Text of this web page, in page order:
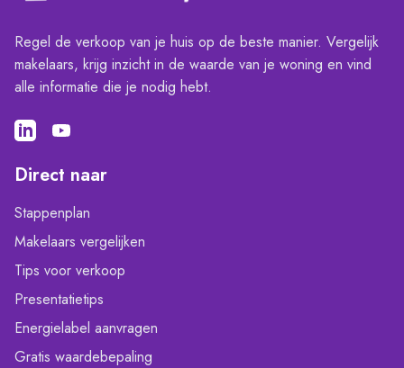
Regel de verkoop van je huis op de beste manier. Vergelijk
makelaars, krijg inzicht in de waarde van je woning en vind
alle informatie die je nodig hebt.
Direct naar
Stappenplan
Makelaars vergelijken
Tips voor verkoop
Presentatietips
Energielabel aanvragen
Gratis waardebepaling